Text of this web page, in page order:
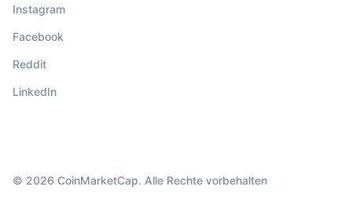
Instagram
Facebook
Reddit
LinkedIn
© 2026 CoinMarketCap. Alle Rechte vorbehalten